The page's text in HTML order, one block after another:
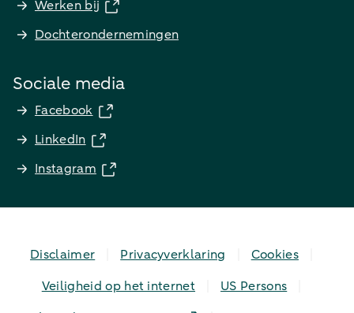
Werken bij
Dochterondernemingen
Sociale media
Facebook
LinkedIn
Instagram
Disclaimer Privacyverklaring
Cookies
Veiligheid op het internet
US Persons